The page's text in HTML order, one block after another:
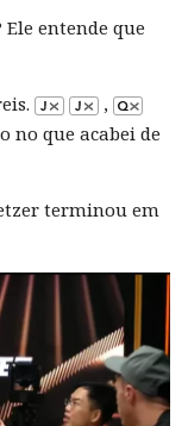
entende que
,
no que acabei de
terminou em